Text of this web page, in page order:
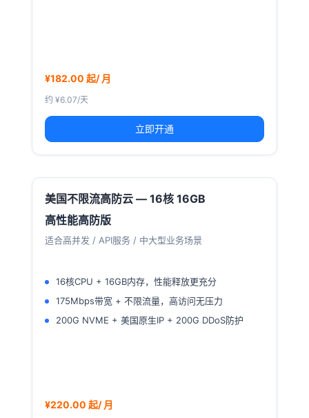
¥182.00 起/ 月
约 ¥6.07/天
立即开通
美国不限流高防云 — 16核 16GB
高性能高防版
适合高并发 / API服务 / 中大型业务场景
16核CPU + 16GB内存，性能释放更充分
175Mbps带宽 + 不限流量，高访问无压力
200G NVME + 美国原生IP + 200G DDoS防护
¥220.00 起/ 月